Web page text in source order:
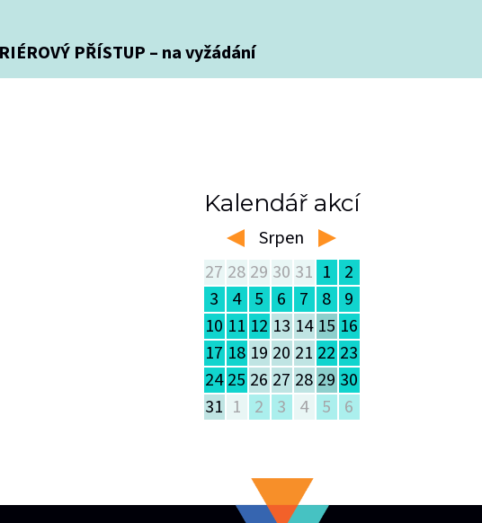
PŘÍSTUP – na vyžádání
Kalendář akcí
left Srpen right
27 28 29 30 31 1
2
3
4 5 6 7 8 9
10 11 12 13 14 15 16
17 18 19 20 21 22 23
24 25 26 27 28 29 30
31 1 2 3 4 5 6